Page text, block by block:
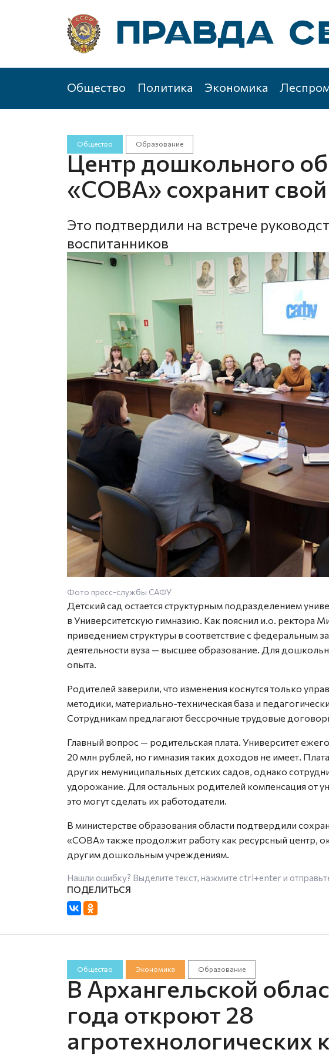
Общество Политика Экономика
Общество Образование
Центр дошкольного
«СОВА» сохранит
Это подтвердили на встрече
воспитанников
Фото пресс-службы САФУ
Детский сад остается структурным подразделением
в Университетскую гимназию. Как пояснил и.о. ректора
приведением структуры в соответствие с федеральным
деятельности вуза — высшее образование. Для
опыта.
Родителей заверили, что изменения коснутся только
методики, материально-техническая база и
Сотрудникам предлагают бессрочные трудовые
Главный вопрос — родительская плата. Университет
20 млн рублей, но гимназия таких доходов не имеет.
других немуниципальных детских садов, однако
удорожание. Для остальных родителей компенсация от
это могут сделать их работодатели.
В министерстве образования области подтвердили
«СОВА» также продолжит работу как ресурсный центр,
другим дошкольным учреждениям.
Нашли ошибку? Выделите текст, нажмите ctrl+enterи
Общество Экономика Образование
В Архангельской
года откроют 28
агротехнологических